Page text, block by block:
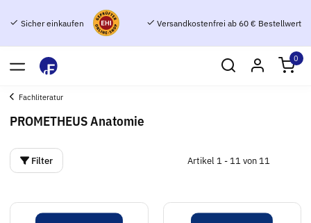
Sicher einkaufen Versandkostenfrei ab 60 € Bestellwert
0
Fachliteratur
PROMETHEUS Anatomie
Filter Artikel 1 - 11 von 11